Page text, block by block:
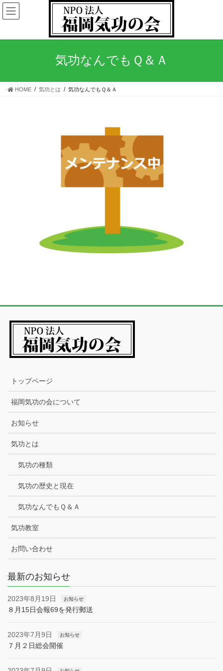
気功なんでもＱ＆Ａ
HOME 気功とは 気功なんでもＱ＆Ａ
トップページ
福岡気功の会について
お知らせ
気功とは
気功の種類
気功の歴史と現在
気功なんでもＱ＆Ａ
気功教室
お問い合わせ
最新のお知らせ
2023年8月19日 お知らせ
８月15日会報69を発行郵送
2023年7月9日 お知らせ
７月２日総会開催